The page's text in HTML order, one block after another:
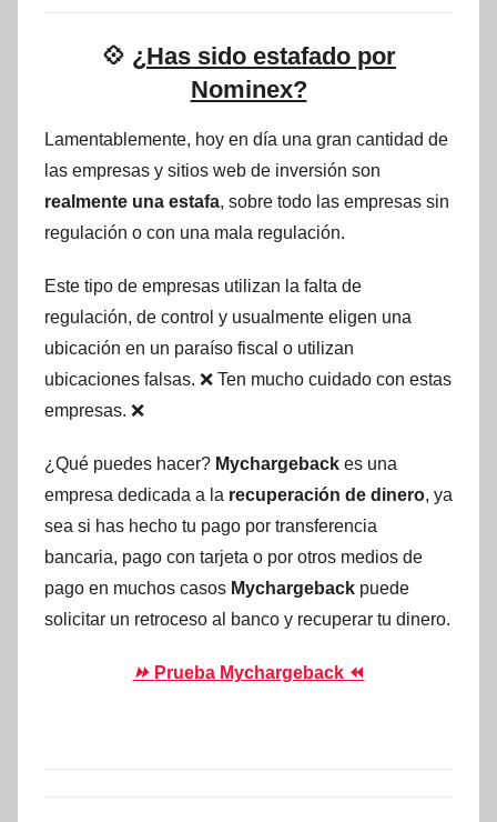
💠 ¿Has sido estafado por
Nominex?
Lamentablemente, hoy en día una gran cantidad de
las empresas y sitios web de inversión son
realmente una estafa, sobre todo las empresas sin
regulación o con una mala regulación.
Este tipo de empresas utilizan la falta de
regulación, de control y usualmente eligen una
ubicación en un paraíso fiscal o utilizan
ubicaciones falsas. ❌ Ten mucho cuidado con estas
empresas. ❌
¿Qué puedes hacer? Mychargeback es una
empresa dedicada a la recuperación de dinero, ya
sea si has hecho tu pago por transferencia
bancaria, pago con tarjeta o por otros medios de
pago en muchos casos Mychargeback puede
solicitar un retroceso al banco y recuperar tu dinero.
⏩ Prueba Mychargeback ⏪